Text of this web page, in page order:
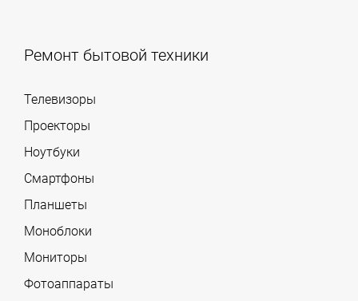
Ремонт бытовой техники
Телевизоры
Проекторы
Ноутбуки
Смартфоны
Планшеты
Моноблоки
Мониторы
Фотоаппараты